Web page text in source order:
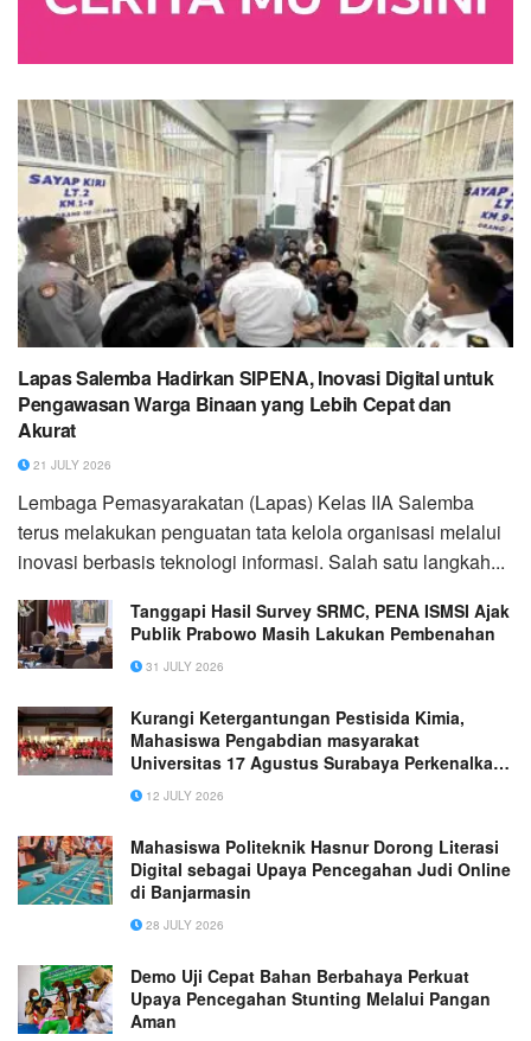
Lapas Salemba Hadirkan SIPENA, Inovasi Digital untuk
Pengawasan Warga Binaan yang Lebih Cepat dan
Akurat
21 JULY 2026
Lembaga Pemasyarakatan (Lapas) Kelas IIA Salemba
terus melakukan penguatan tata kelola organisasi melalui
inovasi berbasis teknologi informasi. Salah satu langkah...
Tanggapi Hasil Survey SRMC, PENA ISMSI Ajak
Publik Prabowo Masih Lakukan Pembenahan
31 JULY 2026
Kurangi Ketergantungan Pestisida Kimia,
Mahasiswa Pengabdian masyarakat
Universitas 17 Agustus Surabaya Perkenalkan
Perangkap Hama Bertenaga Surya di Desa
Lasem Gresik
12 JULY 2026
Mahasiswa Politeknik Hasnur Dorong Literasi
Digital sebagai Upaya Pencegahan Judi Online
di Banjarmasin
28 JULY 2026
Demo Uji Cepat Bahan Berbahaya Perkuat
Upaya Pencegahan Stunting Melalui Pangan
Aman